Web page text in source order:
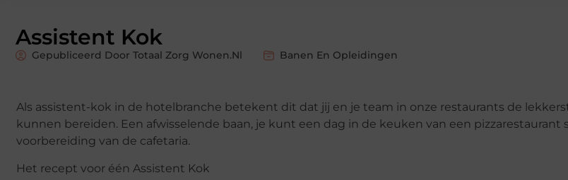
Assistent Kok
Gepubliceerd Door Totaal Zorg Wonen.nl Banen En Opleidingen
Als assistent-kok in de hotelbranche betekent dit dat jij en je team in onze restaurants de
kunnen bereiden. Een afwisselende baan, je kunt een dag in de keuken van een pizzarestaurant
voorbereiding van de cafetaria.
Het recept voor één Assistent Kok